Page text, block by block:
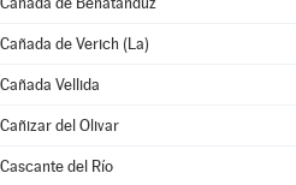
Cañada de Verich (La)
Cañada Vellida
Cañizar del Olivar
Cascante del Río